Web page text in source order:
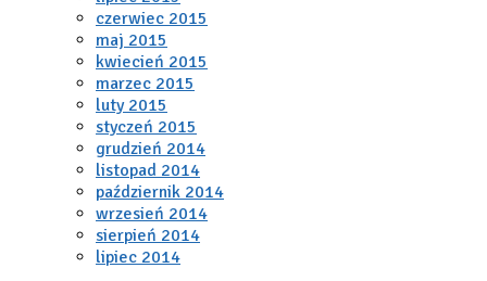
czerwiec 2015
maj 2015
kwiecień 2015
marzec 2015
luty 2015
styczeń 2015
grudzień 2014
listopad 2014
październik 2014
wrzesień 2014
sierpień 2014
lipiec 2014